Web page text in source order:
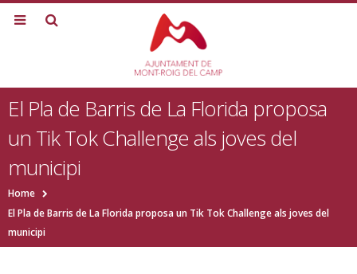
El Pla de Barris de La Florida proposa
un Tik Tok Challenge als joves del
municipi
Home
El Pla de Barris de La Florida proposa un Tik Tok Challenge als joves del
municipi